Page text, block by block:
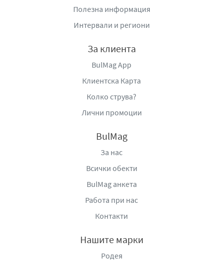
до запомнящ се послевкус. Виното отлежава 6 месеца
Виното се съчетава много добре с паста, печени
Мерло 100%
Алкохолно съдържание:14.50% vol
Температура на консумация:18⁰-20⁰ C
гр. Свиленград 6500, местност
Полезна информация
Интервали и региони
За клиента
BulMag App
Клиентска Карта
Колко струва?
Лични промоции
BulMag
За нас
Всички обекти
BulMag анкета
Работа при нас
Контакти
Нашите марки
Родея